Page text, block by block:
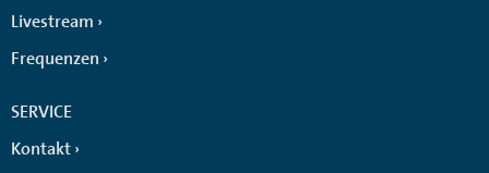
Livestream
Frequenzen
SERVICE
Kontakt